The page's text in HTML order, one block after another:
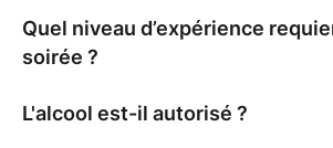
Quel niveau d’expérience
soirée ?
L'alcool est-il autorisé ?